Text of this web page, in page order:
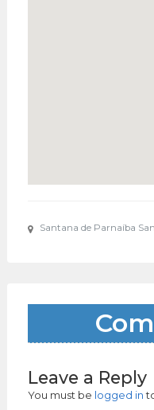
Santana de Parnaíba
Leave a Reply
You must be logged in